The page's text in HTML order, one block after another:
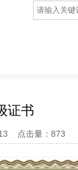
证书
点击量： 873